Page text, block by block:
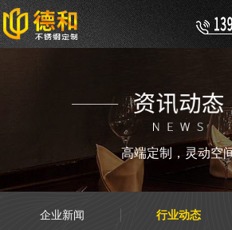
高端定制，灵动空
企业新闻 行业动态